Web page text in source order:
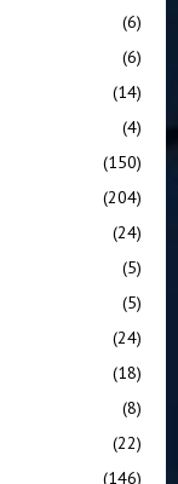
(6)
(6)
(14)
(4)
(150)
(204)
(24)
(5)
(5)
(24)
(18)
(8)
(22)
(146)